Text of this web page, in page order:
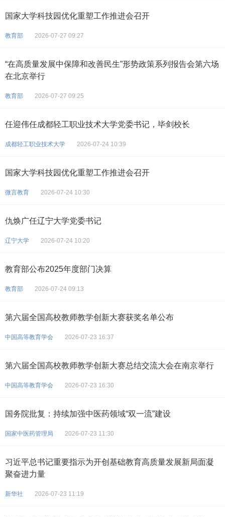
国家大学科技园优化重塑工作推进会召开
教育部 2026-07-27 09:27
“在高质量发展中保障和改善民生”形势政策系列报告会第六场
在北京举行
教育部 2026-07-27 09:25
任迎伟任成都轻工职业技术大学党委书记，毕剑校长
成都轻工职业技术大学 2026-07-24 10:39
国家大学科技园优化重塑工作推进会召开
微言教育 2026-07-24 10:30
仇焕广任辽宁大学党委书记
辽宁大学 2026-07-24 10:20
教育部公布2025年度部门决算
教育部 2026-07-24 09:13
第六届全国高校教师教学创新大赛获奖名单公布
中国高等教育学会 2026-07-23 16:37
第六届全国高校教师教学创新大赛总结交流大会在南京举行
中国高等教育学会 2026-07-23 16:30
国务院批复：持续加强中医药领域“双一流”建设
国家中医药管理局 2026-07-23 11:30
习近平总书记重要指示为开创基础教育高质量发展新局面凝
聚奋进力量
新华社 2026-07-23 11:19